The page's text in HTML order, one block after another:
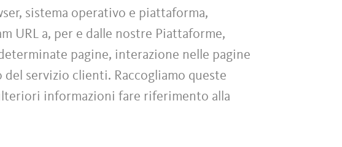
sistema operativo e piattaforma,
URL a, per e dalle nostre Piattaforme,
pagine, interazione nelle pagine
servizio clienti. Raccogliamo queste
informazioni fare riferimento alla